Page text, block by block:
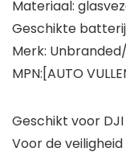
Materiaal:
Geschikte
Merk:
MPN:[AUTO
Geschikt voor
Voor de